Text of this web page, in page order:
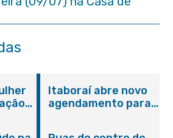
Heloísa Alberto
Itaboraí abre novo
agendamento para